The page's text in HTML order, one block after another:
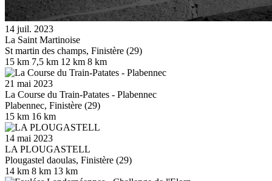
14 juil. 2023
La Saint Martinoise
St martin des champs, Finistère (29)
15 km 7,5 km 12 km 8 km
21 mai 2023
La Course du Train-Patates - Plabennec
Plabennec, Finistère (29)
15 km 16 km
14 mai 2023
LA PLOUGASTELL
Plougastel daoulas, Finistère (29)
14 km 8 km 13 km